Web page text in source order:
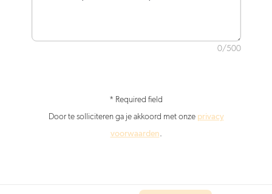
0/500
* Required field
Door te solliciteren ga je akkoord met onze privacy
voorwaarden